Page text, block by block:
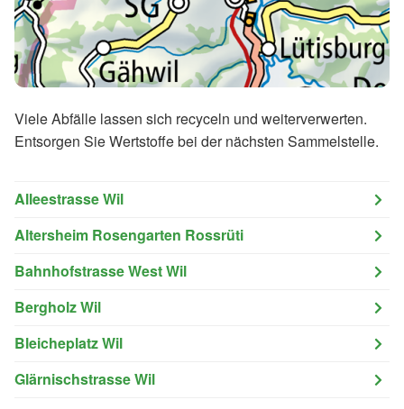
Viele Abfälle lassen sich recyceln und weiterverwerten.
Entsorgen Sie Wertstoffe bei der nächsten Sammelstelle.
Alleestrasse Wil
Altersheim Rosengarten Rossrüti
Bahnhofstrasse West Wil
Bergholz Wil
Bleicheplatz Wil
Glärnischstrasse Wil